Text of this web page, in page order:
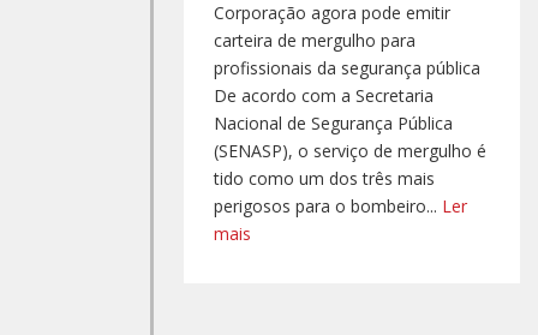
Corporação agora pode emitir
carteira de mergulho para
profissionais da segurança pública
De acordo com a Secretaria
Nacional de Segurança Pública
(SENASP), o serviço de mergulho é
tido como um dos três mais
perigosos para o bombeiro... Ler
mais